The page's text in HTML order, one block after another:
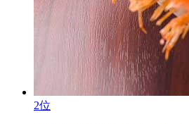
2位